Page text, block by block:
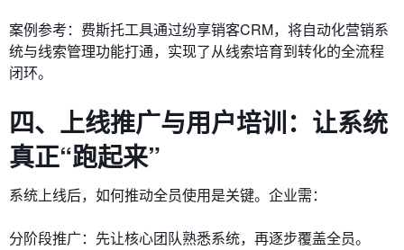
案例参考：费斯托工具通过纷享销客CRM，将自动化营销系
统与线索管理功能打通，实现了从线索培育到转化的全流程
闭环。
四、上线推广与用户培训：让系统
真正“跑起来”
系统上线后，如何推动全员使用是关键。企业需：
分阶段推广：先让核心团队熟悉系统，再逐步覆盖全员。